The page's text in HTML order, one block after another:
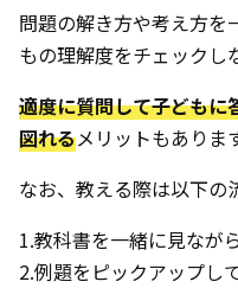
問題の解き方や考え方を
もの理解度をチェックし
適度に質問して子どもに
図れるメリットもありま
なお、教える際は以下の
1.教科書を一緒に見なが
2.例題をピックアップし